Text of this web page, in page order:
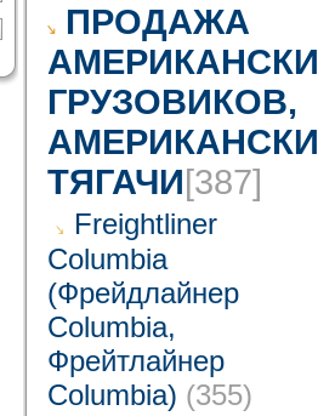
ПРОДАЖА
ГРУЗОВИКОВ,
ТЯГАЧИ[387]
Freightliner
Columbia
(Фрейдлайнер
Columbia,
Фрейтлайнер
Columbia) (355)